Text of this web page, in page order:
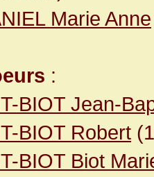
Marie Anne
:
BIOT Jean-
BIOT Robert
BIOT Biot